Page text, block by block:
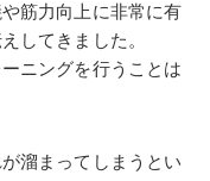
筋力向上に非常に有
してきました。
ニングを行うことは
溜まってしまうとい